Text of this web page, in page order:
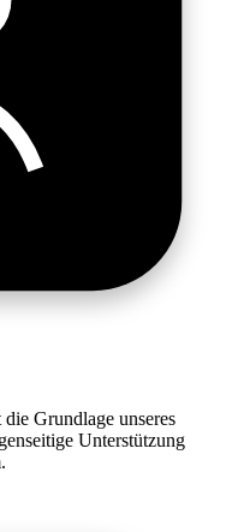
Grundlage unseres
Unterstützung